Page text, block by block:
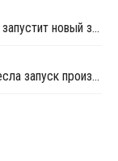
Fujian Gulei Petrochemical до конца августа запустит новый завод МЭГ в Китае
Sinopec SABIC Tianjin Petrochemical перенесла запуск производства МЭГ на 20 марта